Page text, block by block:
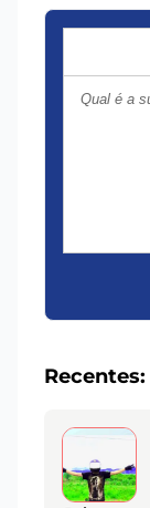
Recentes: